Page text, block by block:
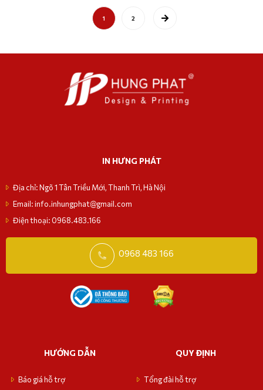
1 2
IN HƯNG PHÁT
Địa chỉ: Ngõ 1 Tân Triều Mới, Thanh Trì, Hà Nội
Email: info.inhungphat@gmail.com
Điện thoại: 0968.483.166
0968 483 166
HƯỚNG DẪN
Báo giá hỗ trợ
QUY ĐỊNH
Tổng đài hỗ trợ